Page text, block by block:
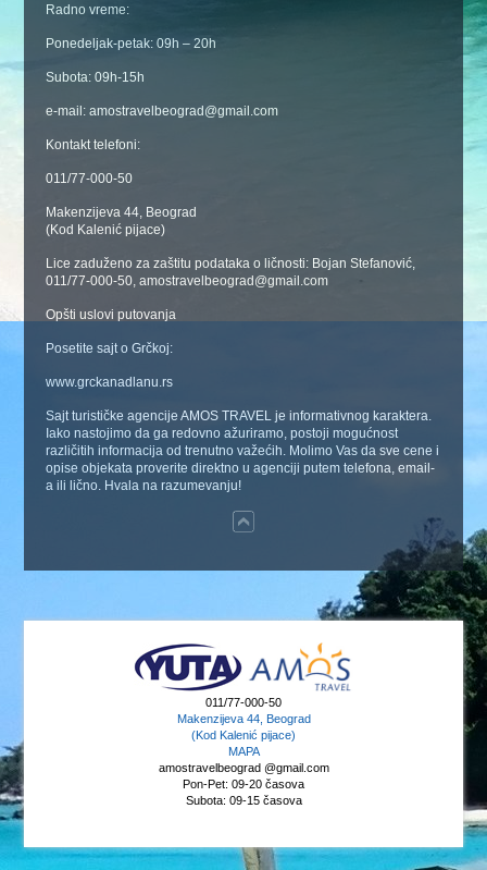
Radno vreme:
Ponedeljak-petak: 09h – 20h
Subota: 09h-15h
e-mail: amostravelbeograd@gmail.com
Kontakt telefoni:
011/77-000-50
Makenzijeva 44, Beograd
(Kod Kalenić pijace)
Lice zaduženo za zaštitu podataka o ličnosti: Bojan Stefanović,
011/77-000-50, amostravelbeograd@gmail.com
Opšti uslovi putovanja
Posetite sajt o Grčkoj:
www.grckanadlanu.rs
Sajt turističke agencije AMOS TRAVEL je informativnog karaktera.
Iako nastojimo da ga redovno ažuriramo, postoji mogućnost
različitih informacija od trenutno važećih. Molimo Vas da sve cene i
opise objekata proverite direktno u agenciji putem telefona, email-
a ili lično. Hvala na razumevanju!
011/77-000-50
Makenzijeva 44, Beograd
(Kod Kalenić pijace)
MAPA
amostravelbeograd @gmail.com
Pon-Pet: 09-20 časova
Subota: 09-15 časova